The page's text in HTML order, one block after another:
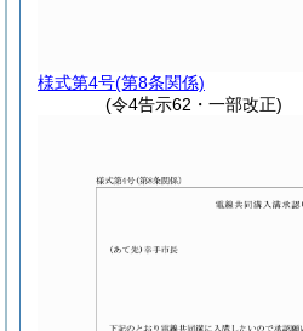
様式第4号(第8条関係)
(令4告示62・一部改正)